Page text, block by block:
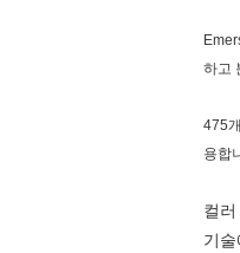
하고
475
용합
컬
기